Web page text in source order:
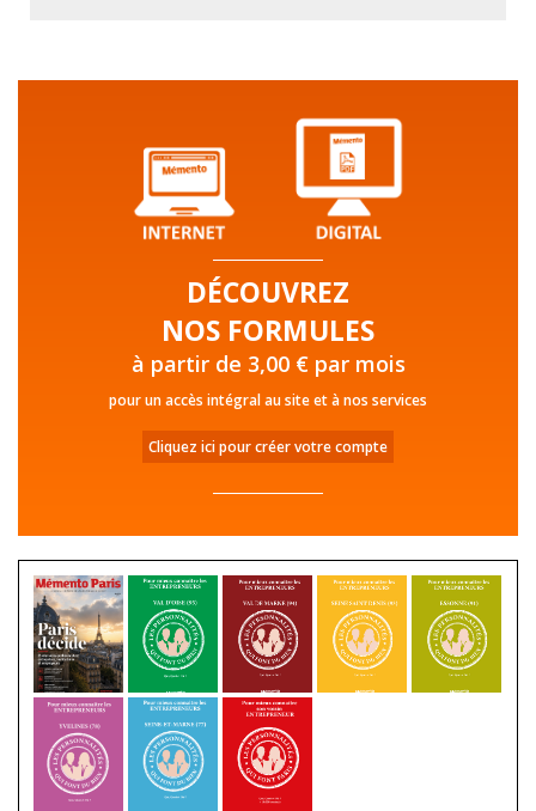
DÉCOUVREZ
NOS FORMULES
à partir de 3,00 € par mois
pour un accès intégral au site et à nos services
Cliquez ici pour créer votre compte